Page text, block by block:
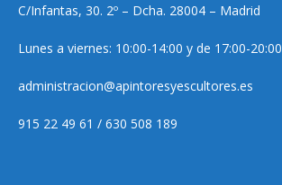
C/Infantas, 30. 2º – Dcha. 28004 – Madrid
Lunes a viernes: 10:00-14:00 y de 17:00-20:00
administracion@apintoresyescultores.es
915 22 49 61 / 630 508 189